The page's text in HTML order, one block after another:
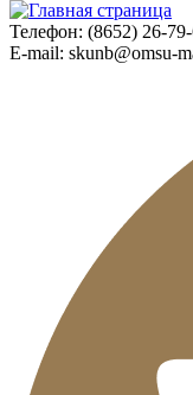
Телефон: (8652) 26-
E-mail: skunb@omsu-